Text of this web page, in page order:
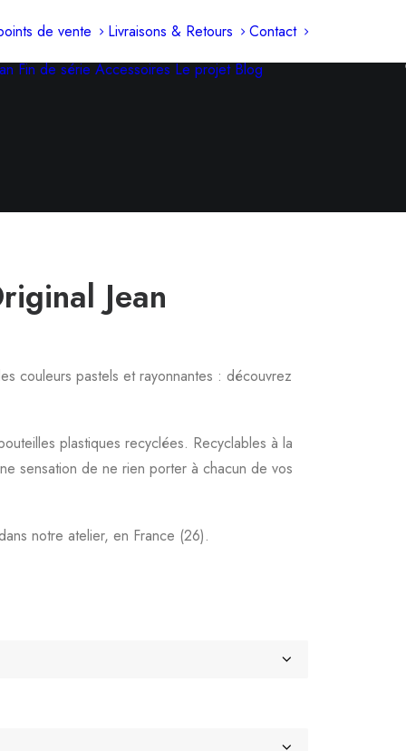
de vente Livraisons & Retours
Contact
Fin de série Accessoires Le projet Blog
Jean
couleurs pastels et rayonnantes : découvrez
plastiques recyclées. Recyclables à la
sensation de ne rien porter à chacun de vos
notre atelier, en France (26).